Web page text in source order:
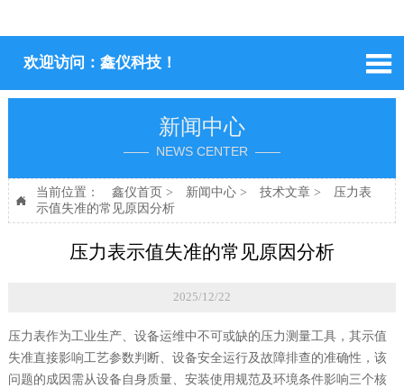
欢迎访问：鑫仪科技！ 
新闻中心
—— NEWS CENTER ——

当前位置： 鑫仪首页 > 新闻中心> 技术文章>
压力表
示值失准的常见原因分析
压力表示值失准的常见原因分析
2025/12/22
压力表作为工业生产、设备运维中不可或缺的压力测量工具，其示值
失准直接影响工艺参数判断、设备安全运行及故障排查的准确性，该
问题的成因需从设备自身质量、安装使用规范及环境条件影响三个核